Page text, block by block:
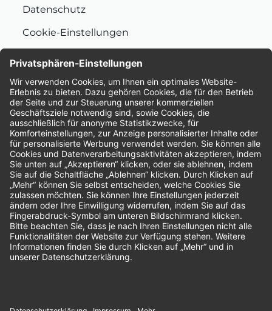
Datenschutz
Cookie-Einstellungen
Bewertungen